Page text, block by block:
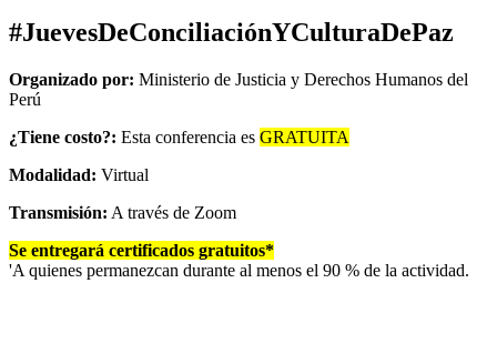
#JuevesDeConciliaciónYCulturaDePaz
Organizado por: Ministerio de Justicia y Derechos Humanos del
Perú
¿Tiene costo?: Esta conferencia es GRATUITA
Modalidad: Virtual
Transmisión: A través de Zoom
Se entregará certificados gratuitos*
'A quienes permanezcan durante al menos el 90 % de la actividad.